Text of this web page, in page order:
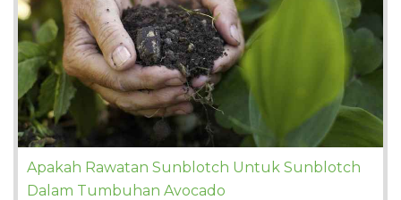
Apakah Rawatan Sunblotch Untuk Sunblotch
Dalam Tumbuhan Avocado